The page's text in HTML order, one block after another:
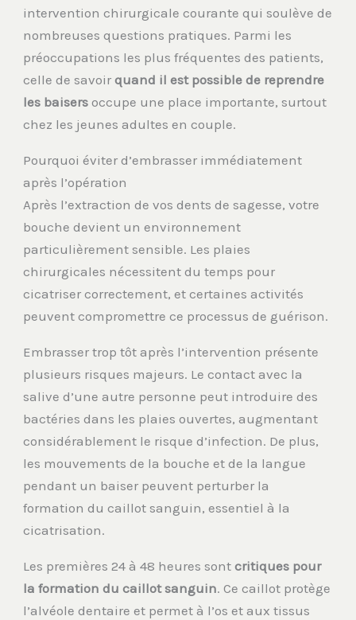
intervention chirurgicale courante qui soulève de
nombreuses questions pratiques. Parmi les
préoccupations les plus fréquentes des patients,
celle de savoirquand il est possible de reprendre
les baisers occupe une place importante, surtout
chez les jeunes adultes en couple.
Pourquoi éviter d’embrasser immédiatement
après l’opération
Après l’extraction de vos dents de sagesse, votre
bouche devient un environnement
particulièrement sensible. Les plaies
chirurgicales nécessitent du temps pour
cicatriser correctement, et certaines activités
peuvent compromettre ce processus de guérison.
Embrasser trop tôt après l’intervention présente
plusieurs risques majeurs. Le contact avec la
salive d’une autre personne peut introduire des
bactéries dans les plaies ouvertes, augmentant
considérablement le risque d’infection. De plus,
les mouvements de la bouche et de la langue
pendant un baiser peuvent perturber la
formation du caillot sanguin, essentiel à la
cicatrisation.
Les premières 24 à 48 heures sontcritiques pour
la formation du caillot sanguin. Ce caillot protège
l’alvéole dentaire et permet à l’os et aux tissus